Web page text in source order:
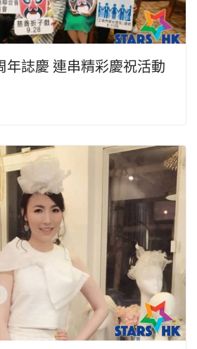
年誌慶 連串精彩慶祝活動